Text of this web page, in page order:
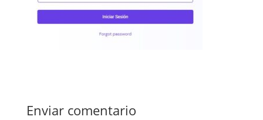
Enviar comentario